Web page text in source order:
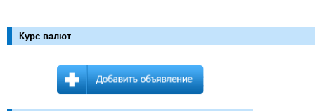
Курс валют